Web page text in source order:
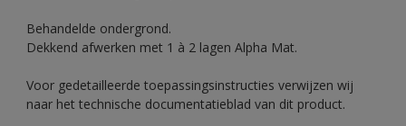
Behandelde ondergrond.
Dekkend afwerken met 1 à 2 lagen Alpha Mat.
Voor gedetailleerde toepassingsinstructies verwijzen wij
naar het technische documentatieblad van dit product.